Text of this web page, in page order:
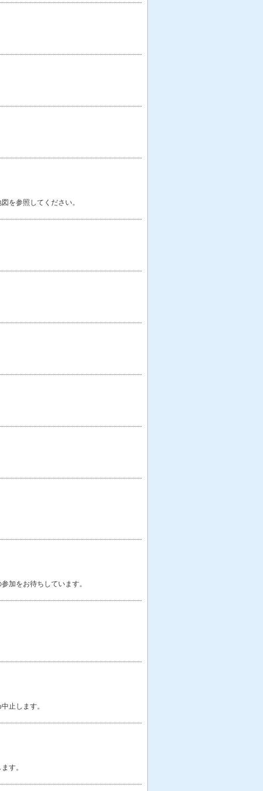
を参照してください。
加をお待ちしています。
止します。
す。